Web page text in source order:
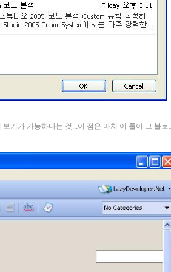
기가 가능하다는 것...이 점은 마치 이 툴이 그 블로